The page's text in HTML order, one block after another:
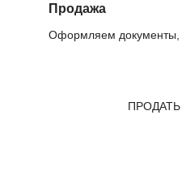
Продажа
Оформляем документы,